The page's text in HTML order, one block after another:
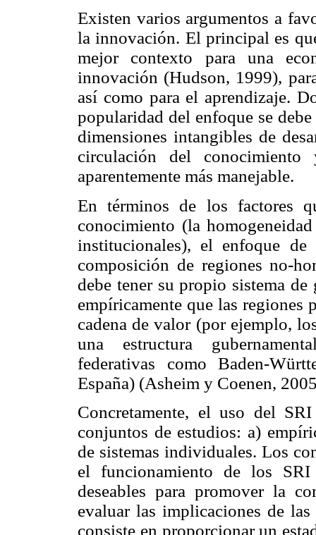
Existen varios argumentos a
la innovación. El principal es
mejor contexto para una
innovación (Hudson, 1999),
así como para el aprendizaje.
popularidad del enfoque se
dimensiones intangibles de
circulación del
aparentemente más manejable.
En términos de los factores
conocimiento (la
institucionales), el enfoque
composición de regiones no-
debe tener su propio sistema
empíricamente que las regiones
cadena de valor (por ejemplo,
una estructura
federativas como Baden-
España) (Asheim y Coenen,
Concretamente, el uso del
conjuntos de estudios: a)
de sistemas individuales. Los
el funcionamiento de los SRI
deseables para promover la
evaluar las implicaciones de
consiste en proporcionar un